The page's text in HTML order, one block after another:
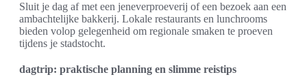
Sluit je dag af met een jeneverproeverij of een bezoek aan een
ambachtelijke bakkerij. Lokale restaurants en lunchrooms
bieden volop gelegenheid om regionale smaken te proeven
tijdens je stadstocht.
dagtrip: praktische planning en slimme reistips